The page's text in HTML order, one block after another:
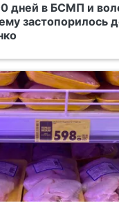
дней в БСМП и
застопорилось